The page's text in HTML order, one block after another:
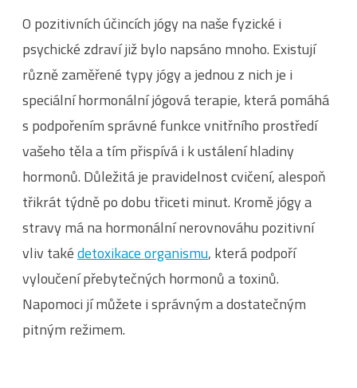
O pozitivních účincích jógy na naše fyzické i
psychické zdraví již bylo napsáno mnoho. Existují
různě zaměřené typy jógy a jednou z nich je i
speciální hormonální jógová terapie, která pomáhá
s podpořením správné funkce vnitřního prostředí
vašeho těla a tím přispívá i k ustálení hladiny
hormonů. Důležitá je pravidelnost cvičení, alespoň
třikrát týdně po dobu třiceti minut. Kromě jógy a
stravy má na hormonální nerovnováhu pozitivní
vliv takédetoxikace organismu, která podpoří
vyloučení přebytečných hormonů a toxinů.
Napomoci jí můžete i správným a dostatečným
pitným režimem.